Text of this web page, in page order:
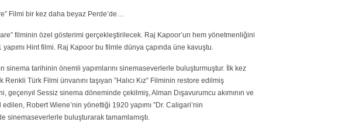
Filmi bir kez daha beyaz Perde’de…
filminin özel gösterimi gerçekleştirilecek. Raj Kapoor’un hem yönetmenliğini
yapımı Hint filmi. Raj Kapoor bu filmle dünya çapında üne kavuştu.
sinema tarihinin önemli yapımlarını sinemaseverlerle buluşturmuştur. İlk kez
Renkli Türk Filmi ünvanını taşıyan ”Halıcı Kız” Filminin restore edilmiş
geçenyıl Sessiz sinema döneminde çekilmiş, Alman Dışavurumcu akımının ve
Robert Wiene’nin yönettiği 1920 yapımı ”Dr. Caligari’nin
sinemaseverlerle buluşturarak tamamlamıştı.